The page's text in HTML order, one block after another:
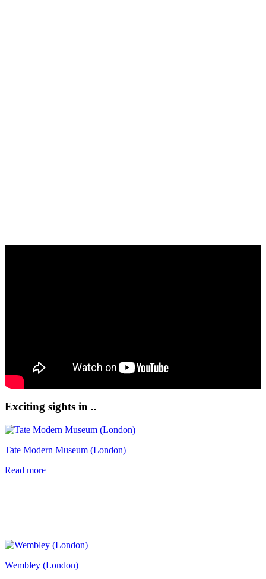
Exciting sights in ..
Tate Modern Museum (London)
Read more
Wembley (London)